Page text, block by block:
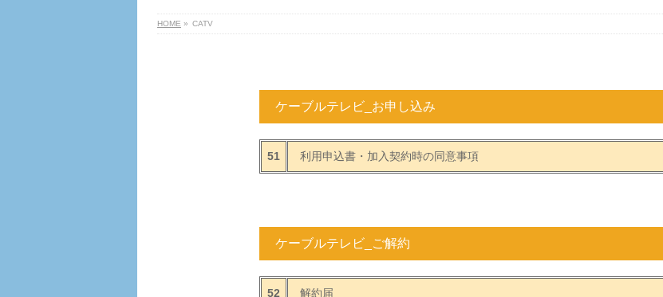
HOME » CATV
ケーブルテレビ_お申し込み
51 利用申込書・加入契約時の同意事項
ケーブルテレビ_ご解約
52 解約届